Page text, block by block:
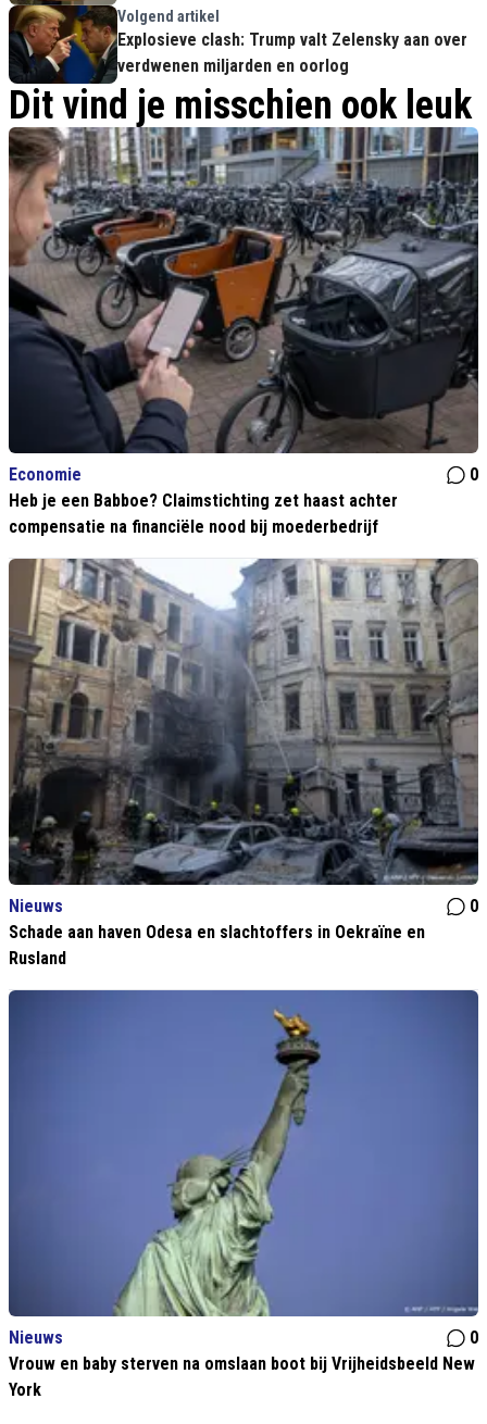
Volgend artikel
Explosieve clash: Trump valt Zelensky aan over
verdwenen miljarden en oorlog
Dit vind je misschien ook leuk
Economie
0
Heb je een Babboe? Claimstichting zet haast achter
compensatie na financiële nood bij moederbedrijf
Nieuws
0
Schade aan haven Odesa en slachtoffers in Oekraïne en
Rusland
Nieuws
0
Vrouw en baby sterven na omslaan boot bij Vrijheidsbeeld New
York